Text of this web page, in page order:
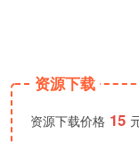
资源下载
资源下载价格 15